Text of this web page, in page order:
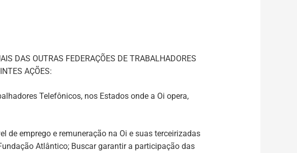
DAS OUTRAS FEDERAÇÕES DE TRABALHADORES
AÇÕES:
Telefônicos, nos Estados onde a Oi opera,
de emprego e remuneração na Oi e suas terceirizadas
Atlântico; Buscar garantir a participação das